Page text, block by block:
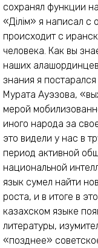
сохранял функции
«Ділім» я написал с
происходит с
человека. Как вы
наших
знания я
Мурата Ауэзова,
мерой
иного народа за
это видели у нас в
период активной
национальной
язык сумел найти
роста, и в итоге в
казахском языке
литературы,
«позднее»